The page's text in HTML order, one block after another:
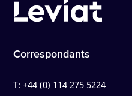
Correspondants
T:+44 (0) 114 275 5224